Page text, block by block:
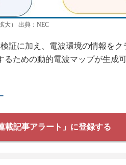
大） 出典：NEC
証に加え、電波環境の情報をク
ための動的電波マップが生成
載記事アラート」に登録する